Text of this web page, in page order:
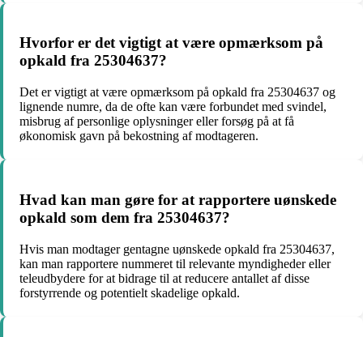
Hvorfor er det vigtigt at være opmærksom på
opkald fra 25304637?
Det er vigtigt at være opmærksom på opkald fra 25304637 og
lignende numre, da de ofte kan være forbundet med svindel,
misbrug af personlige oplysninger eller forsøg på at få
økonomisk gavn på bekostning af modtageren.
Hvad kan man gøre for at rapportere uønskede
opkald som dem fra 25304637?
Hvis man modtager gentagne uønskede opkald fra 25304637,
kan man rapportere nummeret til relevante myndigheder eller
teleudbydere for at bidrage til at reducere antallet af disse
forstyrrende og potentielt skadelige opkald.